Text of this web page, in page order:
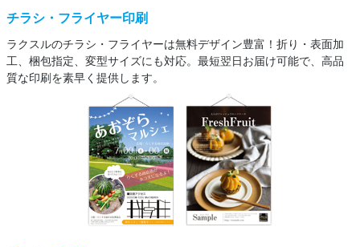
チラシ・フライヤー印刷
ラクスルのチラシ・フライヤーは無料デザイン豊富！折り・表面加
工、梱包指定、変型サイズにも対応。最短翌日お届け可能で、高品
質な印刷を素早く提供します。